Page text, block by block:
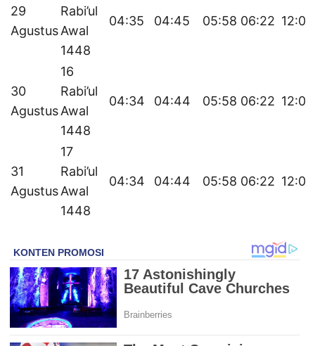
29
Agustus
Rabi’ul
Awal
1448
04:35 04:45 05:58 06:22 12:02
30
Agustus
16
Rabi’ul
Awal
1448
04:34 04:44 05:58 06:22 12:02
31
Agustus
17
Rabi’ul
Awal
1448
04:34 04:44 05:58 06:22 12:02